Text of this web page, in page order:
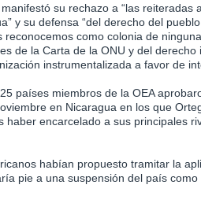
su rechazo a “las reiteradas
y su defensa “del derecho del
reconocemos como colonia de
de la Carta de la ONU y del
instrumentalizada a favor de
países miembros de la OEA
en Nicaragua en los que
haber encarcelado a sus principales
habían propuesto tramitar la
pie a una suspensión del país